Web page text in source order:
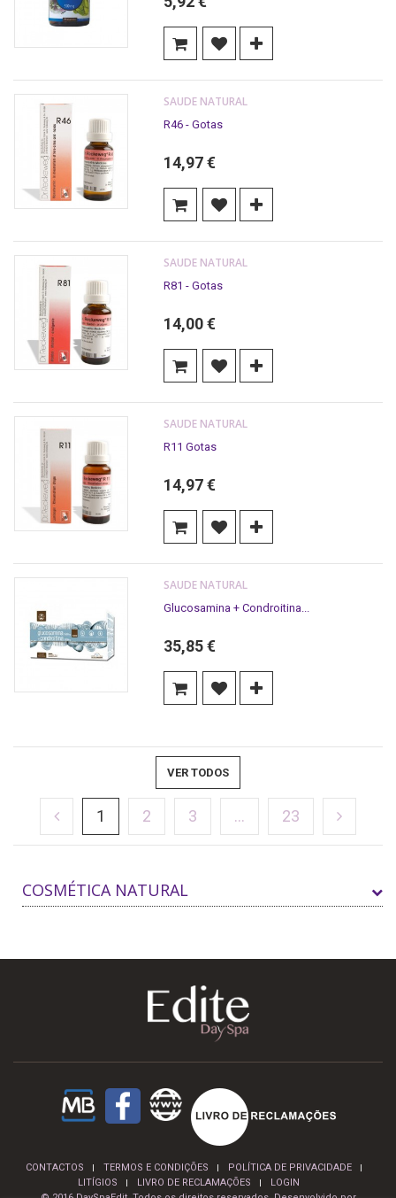
SAUDE NATURAL
R46 - Gotas
14,97 €
SAUDE NATURAL
R81 - Gotas
14,00 €
SAUDE NATURAL
R11 Gotas
14,97 €
SAUDE NATURAL
Glucosamina + Condroitina...
35,85 €
VER TODOS
1 2 3 ... 23
COSMÉTICA NATURAL
CONTACTOS TERMOS E CONDIÇÕES
POLÍTICA DE PRIVACIDADE
LITÍGIOS
LIVRO DE RECLAMAÇÕES
LOGIN